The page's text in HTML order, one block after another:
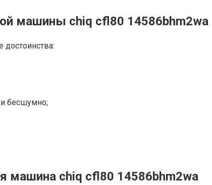
машины chiq cfl80 14586bhm2wa
бесшумно;
машина chiq cfl80 14586bhm2wa